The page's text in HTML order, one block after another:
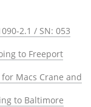
2.1 / SN: 053
to Freeport
Macs Crane and
to Baltimore